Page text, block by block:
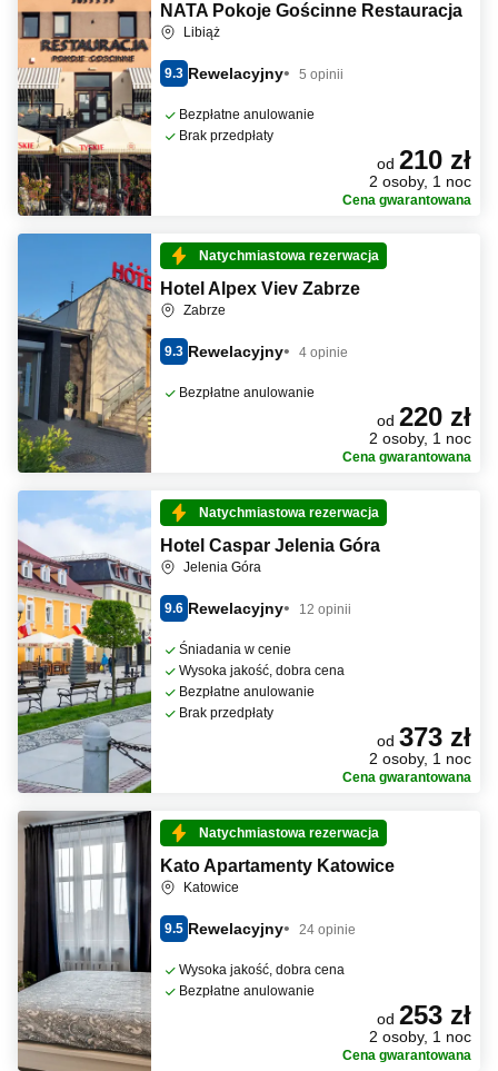
NATA Pokoje Gościnne Restauracja
Libiąż
9.3 Rewelacyjny 5 opinii
Bezpłatne anulowanie
Brak przedpłaty
od 210 zł
2 osoby, 1 noc
Cena gwarantowana
Natychmiastowa rezerwacja
Hotel Alpex Viev Zabrze
Zabrze
9.3 Rewelacyjny 4 opinie
Bezpłatne anulowanie
od 220 zł
2 osoby, 1 noc
Cena gwarantowana
Natychmiastowa rezerwacja
Hotel Caspar Jelenia Góra
Jelenia Góra
9.6 Rewelacyjny 12 opinii
Śniadania w cenie
Wysoka jakość, dobra cena
Bezpłatne anulowanie
Brak przedpłaty
od 373 zł
2 osoby, 1 noc
Cena gwarantowana
Natychmiastowa rezerwacja
Kato Apartamenty Katowice
Katowice
9.5 Rewelacyjny 24 opinie
Wysoka jakość, dobra cena
Bezpłatne anulowanie
od 253 zł
2 osoby, 1 noc
Cena gwarantowana